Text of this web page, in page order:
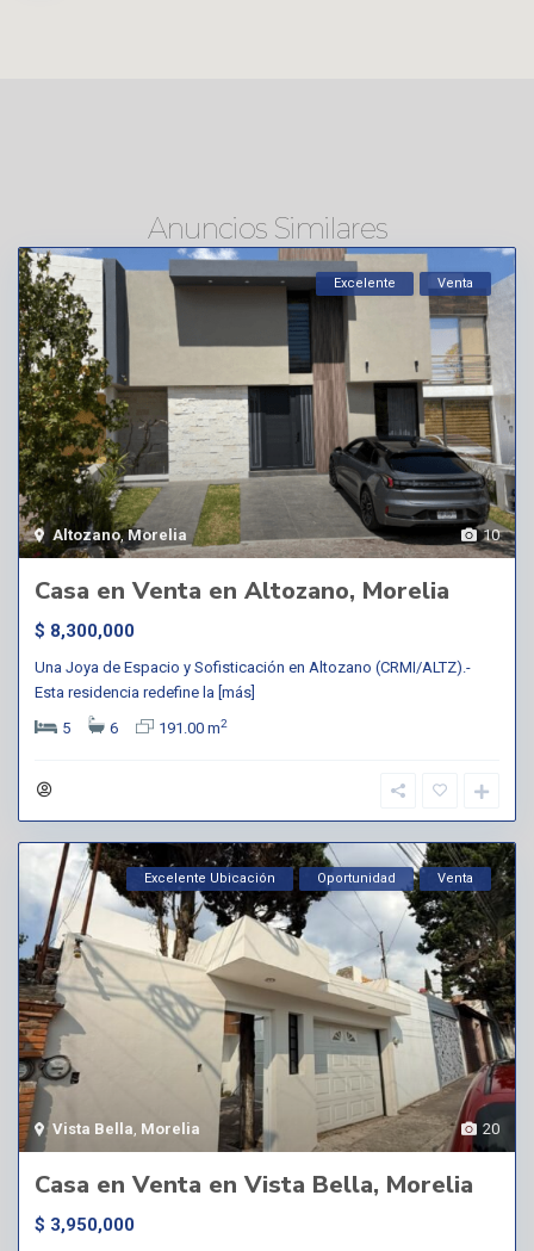
Anuncios Similares
10
Altozano,Morelia
Excelente Venta
Casa en Venta en Altozano, Morelia
$ 8,300,000
Una Joya de Espacio y Sofisticación en Altozano (CRMI/ALTZ).-
Esta residencia redefine la [más]
5
6 191.00 m2
20
Vista Bella, Morelia
Excelente Ubicación Oportunidad Venta
Casa en Venta en Vista Bella, Morelia
$ 3,950,000